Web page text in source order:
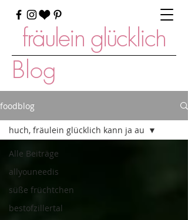
fräulein glücklich
Blog
foodblog
Alle Beiträge
allyouneedis
süße früchtchen
bestofzillertal
huch, fräulein glücklich kann ja au